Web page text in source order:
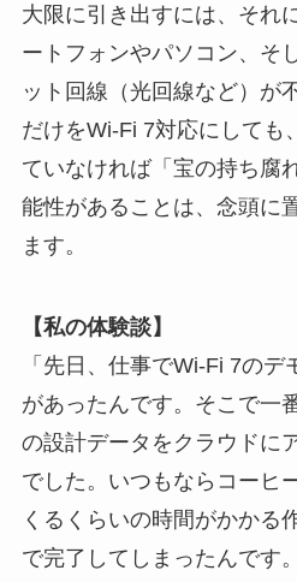
大限に引き出すには、それ
ートフォンやパソコン、そ
ット回線（光回線など）が
だけをWi-Fi 7対応にしても
ていなければ「宝の持ち腐
能性があることは、念頭に
ます。
【私の体験談】
「先日、仕事でWi-Fi 7の
があったんです。そこで一
の設計データをクラウドに
でした。いつもならコーヒ
くるくらいの時間がかかる
で完了してしまったんです